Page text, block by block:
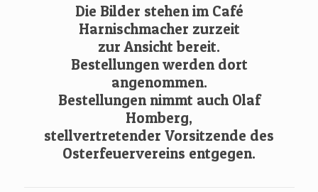
Die Bilder stehen im Café
Harnischmacher zurzeit
zur Ansicht bereit.
Bestellungen werden dort
angenommen.
Bestellungen nimmt auch Olaf
Homberg,
stellvertretender Vorsitzende des
Osterfeuervereins entgegen.